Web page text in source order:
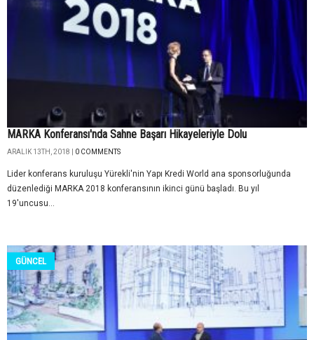
MARKA Konferansı'nda Sahne Başarı Hikayeleriyle Dolu
ARALIK 13TH, 2018 | 0 COMMENTS
Lider konferans kuruluşu Yürekli'nin Yapı Kredi World ana sponsorluğunda
düzenlediği MARKA 2018 konferansının ikinci günü başladı. Bu yıl
19'uncusu...
GÜNCEL